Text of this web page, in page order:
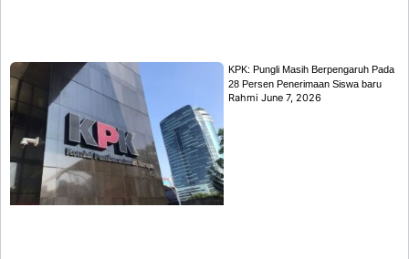
KPK: Pungli Masih Berpengaruh Pada
28 Persen Penerimaan Siswa baru
RahmiJune 7, 2026